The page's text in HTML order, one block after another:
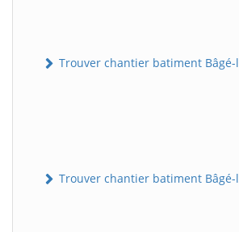
Trouver chantier batiment Bâgé-
Trouver chantier batiment Bâgé-